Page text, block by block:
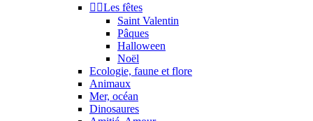
 Les fêtes
Saint Valentin
Pâques
Halloween
Noël
Ecologie, faune et flore
Animaux
Mer, océan
Dinosaures